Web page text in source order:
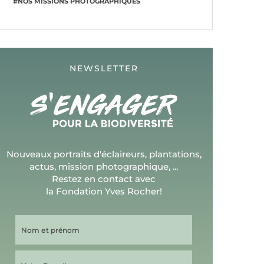
NEWSLETTER
Nouveaux portraits d'éclaireurs, plantations,
actus, mission photographique, ...
Restez en contact avec
la Fondation Yves Rocher!